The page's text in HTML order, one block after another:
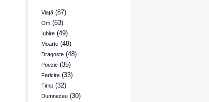
Viaţă(87)
Om(63)
Iubire(49)
Moarte(48)
Dragoste(48)
Poezie(35)
Fericire(33)
Timp(32)
Dumnezeu(30)